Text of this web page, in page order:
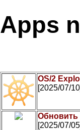
Apps
OS/2
[2025/07/
Обновить
[2025/07/